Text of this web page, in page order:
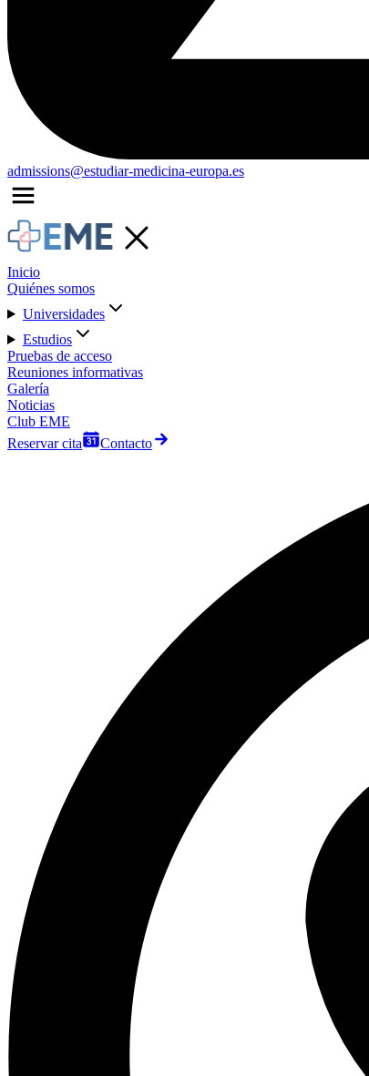
admissions@estudiar-medicina-europa.es
Inicio
Quiénes somos
Universidades
Estudios
Pruebas de acceso
Reuniones informativas
Galería
Noticias
Club EME
Reservar cita
Contacto